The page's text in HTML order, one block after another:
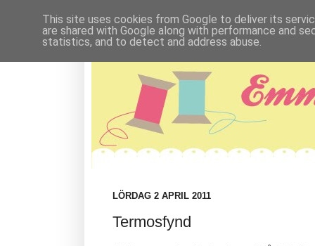
LÖRDAG 2 APRIL 2011
Termosfynd
This site uses cookies from Google to deliver its
are shared with Google along with performance and
statistics, and to detect and address abuse.